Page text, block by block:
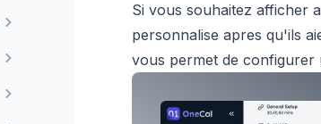
Si vous souhaitez afficher
personnalise apres qu'ils
vous permet de configurer